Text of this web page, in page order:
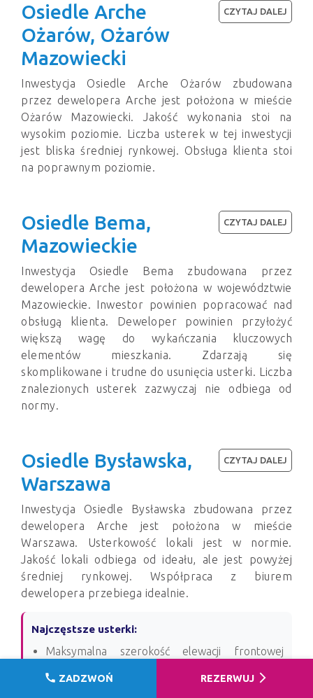
Osiedle Arche
Ożarów, Ożarów
Mazowiecki
Inwestycja Osiedle Arche Ożarów zbudowana
przez dewelopera Arche jest położona w mieście
Ożarów Mazowiecki. Jakość wykonania stoi na
wysokim poziomie. Liczba usterek w tej inwestycji
jest bliska średniej rynkowej. Obsługa klienta stoi
na poprawnym poziomie.
CZYTAJ DALEJ
Osiedle Bema,
Mazowieckie
Inwestycja Osiedle Bema zbudowana przez
dewelopera Arche jest położona w województwie
Mazowieckie. Inwestor powinien popracować nad
obsługą klienta. Deweloper powinien przyłożyć
większą wagę do wykańczania kluczowych
elementów mieszkania. Zdarzają się
skomplikowane i trudne do usunięcia usterki. Liczba
znalezionych usterek zazwyczaj nie odbiega od
normy.
CZYTAJ DALEJ
Osiedle Bysławska,
Warszawa
Inwestycja Osiedle Bysławska zbudowana przez
dewelopera Arche jest położona w mieście
Warszawa. Usterkowość lokali jest w normie.
Jakość lokali odbiega od ideału, ale jest powyżej
średniej rynkowej. Współpraca z biurem
dewelopera przebiega idealnie.
Najczęstsze usterki:
Maksymalna szerokość elewacji frontowej
CZYTAJ DALEJ
call ZADZWOŃ REZERWUJ arrow_forward_ios